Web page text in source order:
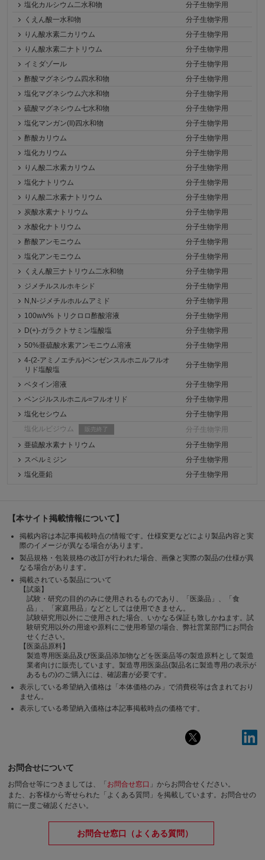
塩化カルシウム二水和物
分子生物学用
くえん酸一水和物
分子生物学用
りん酸水素二カリウム
分子生物学用
りん酸水素二ナトリウム
分子生物学用
イミダゾール
分子生物学用
酢酸マグネシウム四水和物
分子生物学用
塩化マグネシウム六水和物
分子生物学用
硫酸マグネシウム七水和物
分子生物学用
塩化マンガン(II)四水和物
分子生物学用
酢酸カリウム
分子生物学用
塩化カリウム
分子生物学用
りん酸二水素カリウム
分子生物学用
塩化ナトリウム
分子生物学用
りん酸二水素ナトリウム
分子生物学用
炭酸水素ナトリウム
分子生物学用
水酸化ナトリウム
分子生物学用
酢酸アンモニウム
分子生物学用
塩化アンモニウム
分子生物学用
くえん酸三ナトリウム二水和物
分子生物学用
ジメチルスルホキシド
分子生物学用
N,N-ジメチルホルムアミド
分子生物学用
100w/v% トリクロロ酢酸溶液
分子生物学用
D(+)-ガラクトサミン塩酸塩
分子生物学用
50%亜硫酸水素アンモニウム溶液
分子生物学用
4-(2-アミノエチル)ベンゼンスルホニルフルオ
リド塩酸塩
分子生物学用
ベタイン溶液
分子生物学用
ベンジルスルホニル=フルオリド
分子生物学用
塩化セシウム
分子生物学用
塩化ルビジウム
販売終了
分子生物学用
亜硫酸水素ナトリウム
分子生物学用
スペルミジン
分子生物学用
塩化亜鉛
分子生物学用
【本サイト掲載情報について】
掲載内容は本記事掲載時点の情報です。仕様変更などにより製品内容と実
際のイメージが異なる場合があります。
製品規格・包装規格の改訂が行われた場合、画像と実際の製品の仕様が異
なる場合があります。
掲載されている製品について
【試薬】
試験・研究の目的のみに使用されるものであり、「医薬品」、「食
品」、「家庭用品」などとしては使用できません。
試験研究用以外にご使用された場合、いかなる保証も致しかねます。試
験研究用以外の用途や原料にご使用希望の場合、弊社営業部門にお問合
せください。
【医薬品原料】
製造専用医薬品及び医薬品添加物などを医薬品等の製造原料として製造
業者向けに販売しています。製造専用医薬品(製品名に製造専用の表示が
あるもの)のご購入には、確認書が必要です。
表示している希望納入価格は「本体価格のみ」で消費税等は含まれており
ません。
表示している希望納入価格は本記事掲載時点の価格です。
お問合せについて
お問合せ等につきましては、「 お問合せ窓口 」からお問合せください。
また、お客様から寄せられた「よくある質問」を掲載しています。お問合せの
前に一度ご確認ください。
お問合せ窓口（よくある質問）